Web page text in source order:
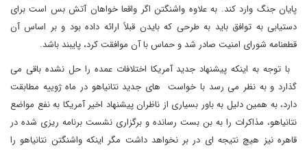
پایان جنگ وارد کند. به علاوه واشنگتن اگر واقعا خواهان آتش بس است برای
دستیابی به توافق باید به طرحی که بایدن قبلاً ارائه داده بود و بر اساس آن
قطعنامه شورای امنیت صادر شد و حماس با آن موافقت کرد، پایبند باشد.
با توجه به اینکه پیشنهاد جدید آمریکا اختلافات عمده را حل نشده باقی می
گذارد و به نظر می رسد با خواست های جدید نتانیاهو در ماه ژوییه مطابقت
دارد، به همین دلیل به باور بسیاری از ناظران پیشنهاد اخیر آمریکا به نفع مواضع
نتانیاهو، مذاکرات را به بن بست رسانده و برگزاری نشست برنامه ریزی شده در
قاهره نیز هیچ نتیجه ای در بر نخواهد داشت مگر اینکه واشنگتن نتانیاهو را